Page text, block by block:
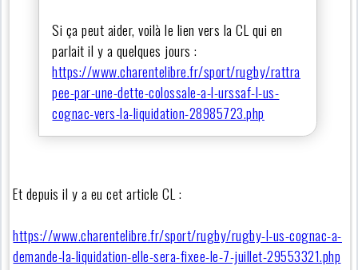
Si ça peut aider, voilà le lien vers la CL qui en
parlait il y a quelques jours :
https://www.charentelibre.fr/sport/rugby/rattra
pee-par-une-dette-colossale-a-l-urssaf-l-us-
cognac-vers-la-liquidation-28985723.php
Et depuis il y a eu cet article CL :
https://www.charentelibre.fr/sport/rugby/rugby-l-us-cognac-a-
demande-la-liquidation-elle-sera-fixee-le-7-juillet-29553321.php